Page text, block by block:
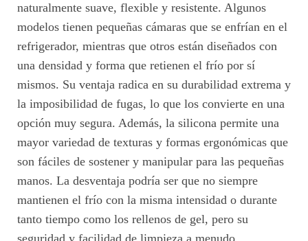
naturalmente suave, flexible y resistente. Algunos
modelos tienen pequeñas cámaras que se enfrían en el
refrigerador, mientras que otros están diseñados con
una densidad y forma que retienen el frío por sí
mismos. Su ventaja radica en su durabilidad extrema y
la imposibilidad de fugas, lo que los convierte en una
opción muy segura. Además, la silicona permite una
mayor variedad de texturas y formas ergonómicas que
son fáciles de sostener y manipular para las pequeñas
manos. La desventaja podría ser que no siempre
mantienen el frío con la misma intensidad o durante
tanto tiempo como los rellenos de gel, pero su